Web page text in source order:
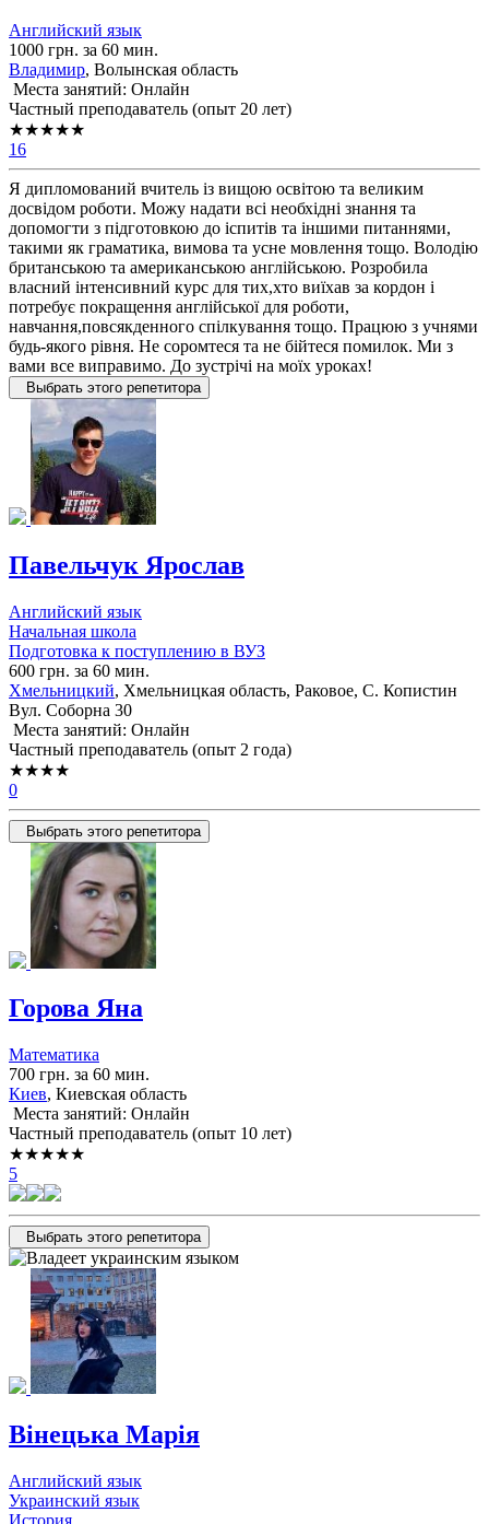
Английский язык
1000 грн. за 60 мин.
Владимир, Волынская область
Места занятий: Онлайн
Частный преподаватель (опыт 20 лет)
★★★★★
16
Я дипломований вчитель із вищою освітою та великим
досвідом роботи. Можу надати всі необхідні знання та
допомогти з підготовкою до іспитів та іншими питаннями,
такими як граматика, вимова та усне мовлення тощо. Володію
британською та американською англійською. Розробила
власний інтенсивний курс для тих,хто виїхав за кордон і
потребує покращення англійської для роботи,
навчання,повсякденного спілкування тощо. Працюю з учнями
будь-якого рівня. Не соромтеся та не бійтеся помилок. Ми з
вами все виправимо. До зустрічі на моїх уроках!
Выбрать этого репетитора
Павельчук Ярослав
Английский язык
Начальная школа
Подготовка к поступлению в ВУЗ
600 грн. за 60 мин.
Хмельницкий, Хмельницкая область, Раковое, С. Копистин
Вул. Соборна 30
Места занятий: Онлайн
Частный преподаватель (опыт 2 года)
★★★★
0
Выбрать этого репетитора
Горова Яна
Математика
700 грн. за 60 мин.
Киев, Киевская область
Места занятий: Онлайн
Частный преподаватель (опыт 10 лет)
★★★★★
5
Выбрать этого репетитора
Вінецька Марія
Английский язык
Украинский язык